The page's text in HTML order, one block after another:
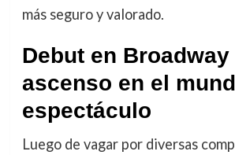
más seguro y valorado.
Debut en Broadway
ascenso en el
espectáculo
Luego de vagar por diversas